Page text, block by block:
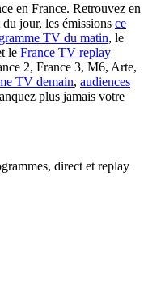
en France. Retrouvez en
jour, les émissions ce
TV du matin, le
le France TV replay
2, France 3, M6, Arte,
TV demain, audiences
plus jamais votre
direct et replay